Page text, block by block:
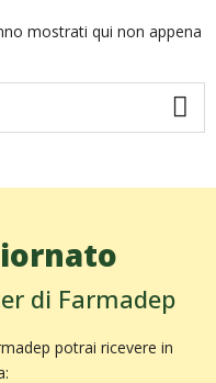
mostrati qui non appena
di Farmadep
potrai ricevere in